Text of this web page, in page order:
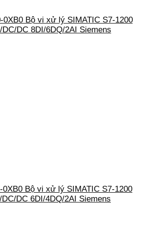
0XB0 Bộ vi xử lý SIMATIC S7-1200
DC/DC 8DI/6DQ/2AI Siemens
0XB0 Bộ vi xử lý SIMATIC S7-1200
DC/DC 6DI/4DQ/2AI Siemens